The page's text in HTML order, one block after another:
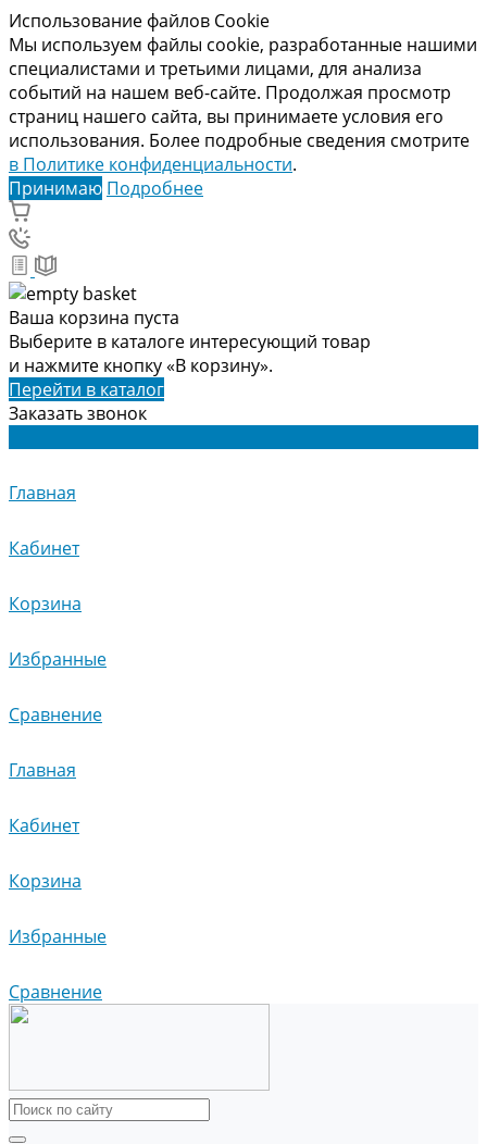
Использование файлов Cookie
Мы используем файлы cookie, разработанные нашими
специалистами и третьими лицами, для анализа
событий на нашем веб-сайте. Продолжая просмотр
страниц нашего сайта, вы принимаете условия его
использования. Более подробные сведения смотрите
в Политике конфиденциальности.
Принимаю Подробнее
Ваша корзина пуста
Выберите в каталоге интересующий товар
и нажмите кнопку «В корзину».
Перейти в каталог
Заказать звонок
Главная
Кабинет
Корзина
Избранные
Сравнение
Главная
Кабинет
Корзина
Избранные
Сравнение